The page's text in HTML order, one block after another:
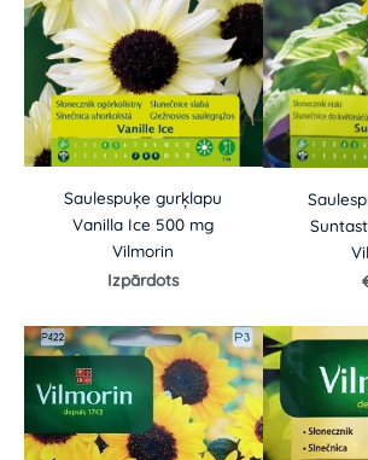
Saulespuķe gurķlapu
Vanilla Ice 500 mg
Vilmorin
Izpārdots